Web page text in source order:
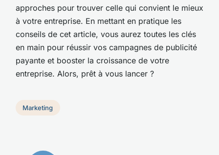
approches pour trouver celle qui convient le mieux
à votre entreprise. En mettant en pratique les
conseils de cet article, vous aurez toutes les clés
en main pour réussir vos campagnes de publicité
payante et booster la croissance de votre
entreprise. Alors, prêt à vous lancer ?
Marketing